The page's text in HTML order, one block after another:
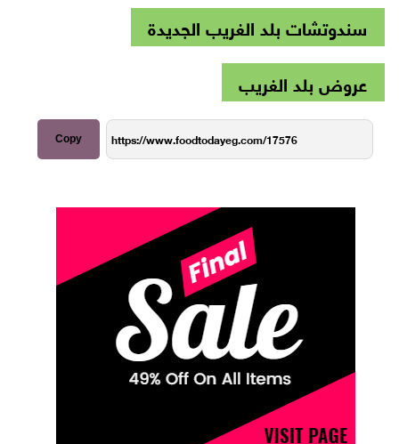
سندوتشات بلد الغريب الجديدة
عروض بلد الغريب
Copy